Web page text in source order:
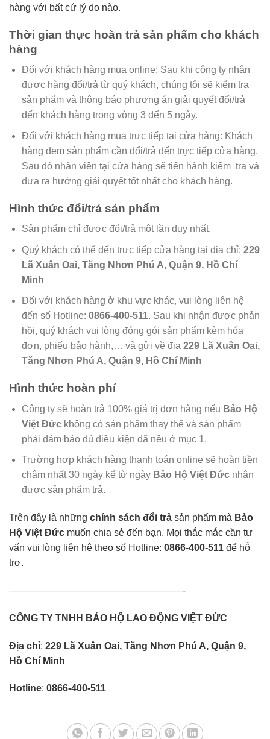
hàng với bất cứ lý do nào.
Thời gian thực hoàn trả sản phẩm cho khách
hàng
Đối với khách hàng mua online: Sau khi công ty nhận
được hàng đổi/trả từ quý khách, chúng tôi sẽ kiểm tra
sản phẩm và thông báo phương án giải quyết đổi/trả
đến khách hàng trong vòng 3 đến 5 ngày.
Đối với khách hàng mua trực tiếp tại cửa hàng: Khách
hàng đem sản phẩm cần đổi/trả đến trực tiếp cửa hàng.
Sau đó nhân viên tại cửa hàng sẽ tiến hành kiểm tra và
đưa ra hướng giải quyết tốt nhất cho khách hàng.
Hình thức đổi/trả sản phẩm
Sản phẩm chỉ được đổi/trả một lần duy nhất.
Quý khách có thể đến trực tiếp cửa hàng tại địa chỉ: 229
Lã Xuân Oai, Tăng Nhơn Phú A, Quận 9, Hồ Chí
Minh
Đối với khách hàng ở khu vực khác, vui lòng liên hệ
đến số Hotline: 0866-400-511. Sau khi nhận được phản
hồi, quý khách vui lòng đóng gói sản phẩm kèm hóa
đơn, phiếu bảo hành,… và gửi về địa 229 Lã Xuân Oai,
Tăng Nhơn Phú A, Quận 9, Hồ Chí Minh
Hình thức hoàn phí
Công ty sẽ hoàn trả 100% giá trị đơn hàng nếu Bảo Hộ
Việt Đứckhông có sản phẩm thay thế và sản phẩm
phải đảm bảo đủ điều kiện đã nêu ở mục 1.
Trường hợp khách hàng thanh toán online sẽ hoàn tiền
chậm nhất 30 ngày kể từ ngày Bảo Hộ Việt Đứcnhận
được sản phẩm trả.
Trên đây là những chính sách đổi trả sản phẩm mà Bảo
Hộ Việt Đức muốn chia sẻ đến bạn. Mọi thắc mắc cần tư
vấn vui lòng liên hệ theo số Hotline: 0866-400-511 để hỗ
trợ.
——————————————————-
CÔNG TY TNHH BẢO HỘ LAO ĐỘNG VIỆT ĐỨC
Địa chỉ: 229 Lã Xuân Oai, Tăng Nhơn Phú A, Quận 9,
Hồ Chí Minh
Hotline: 0866-400-511